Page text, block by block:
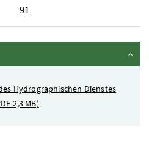
91
Hydrographischen Dienstes
2,3 MB)